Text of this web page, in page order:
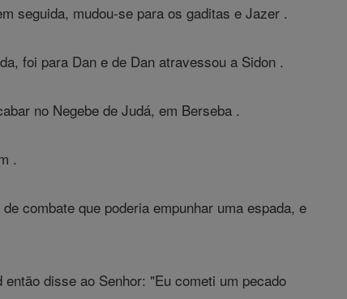
seguida, mudou-se para os gaditas e Jazer .
foi para Dan e de Dan atravessou a Sidon .
no Negebe de Judá, em Berseba .
.
combate que poderia empunhar uma espada, e
disse ao Senhor: "Eu cometi um pecado